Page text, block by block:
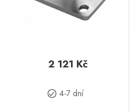
2 121 Kč
4-7 dní